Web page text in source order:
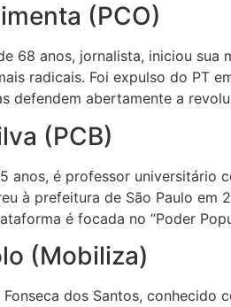
(PCO)
68 anos, jornalista, iniciou
radicais. Foi expulso do PT
defendem abertamente a
(PCB)
anos, é professor
à prefeitura de São Paulo
é focada no “Poder
(Mobiliza)
dos Santos,